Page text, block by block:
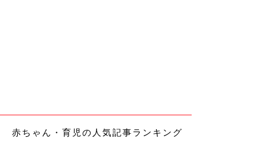
赤ちゃん・育児の人気記事ランキング